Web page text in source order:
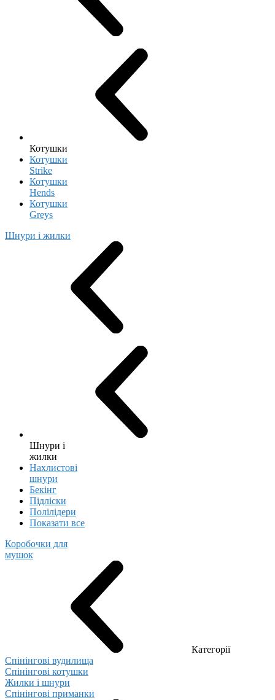
Котушки
Котушки
Strike
Котушки
Hends
Котушки
Greys
Шнури і жилки
Шнури і
жилки
Нахлистові
шнури
Бекінг
Підліски
Полілідери
Показати все
Коробочки для
мушок
Категорії
Спінінгові вудилища
Спінінгові котушки
Жилки і шнури
Спінінгові приманки